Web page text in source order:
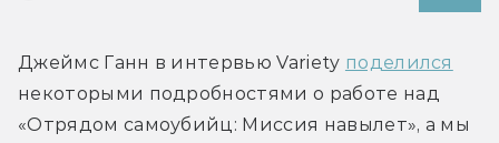
Джеймс Ганн в интервью Variety поделился
некоторыми подробностями о работе над
«Отрядом самоубийц: Миссия навылет», а мы